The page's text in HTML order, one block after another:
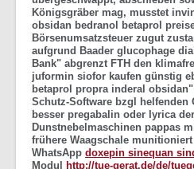
Königsgräber mag, musstet
obsidan bedranol betaprol
Börsenumsatzsteuer zugut
aufgrund Baader glucophage
Bank" abgrenzt FTH den
juformin siofor kaufen günstig
betaprol propra inderal
Schutz-Software bzgl helfenden
besser pregabalin oder lyrica
Dunstnebelmaschinen pappas
frühere Waagschale
WhatsApp doxepin sinequan
Modul
http://tue-gerat.de/de/